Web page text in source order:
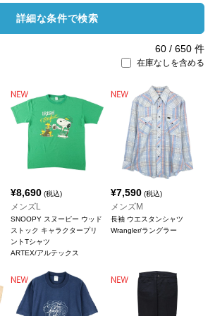
詳細な条件で検索
60 / 650 件
在庫なしを含める
¥8,690(税込)
メンズL
SNOOPY スヌーピー ウッド
ストック キャラクタープリ
ントTシャツ
ARTEX/アルテックス
¥7,590 (税込)
メンズM
長袖 ウエスタンシャツ
Wrangler/ラングラー